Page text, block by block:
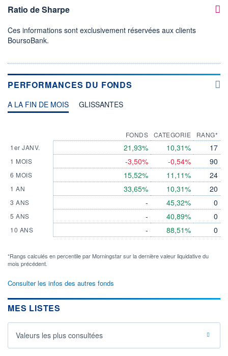
Ratio de Sharpe
Ces informations sont exclusivement réservées aux clients
BoursoBank.
PERFORMANCES DU FONDS
A LA FIN DE MOIS GLISSANTES
1er JANV.
1 MOIS
6 MOIS
1 AN
3 ANS
5 ANS
10 ANS
FONDS
21,93%
-3,50%
15,52%
33,65%
-
-
-
CATEGORIE
10,31%
-0,54%
11,11%
10,31%
45,32%
40,89%
88,51%
RANG*
17
90
24
20
0
0
0
*Rangs calculés en percentile par Morningstar sur la dernière valeur liquidative du
mois précédent.
Consulter les infos des autres fonds
MES LISTES
Valeurs les plus consultées